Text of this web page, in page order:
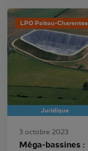
LPO Poitou-Charentes
Juridique
3 octobre 2023
Méga-bassines :